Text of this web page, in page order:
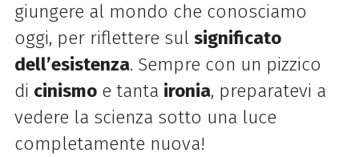
giungere al mondo che conosciamo
oggi, per riflettere sul significato
dell’esistenza. Sempre con un pizzico
di cinismo e tanta ironia, preparatevi a
vedere la scienza sotto una luce
completamente nuova!